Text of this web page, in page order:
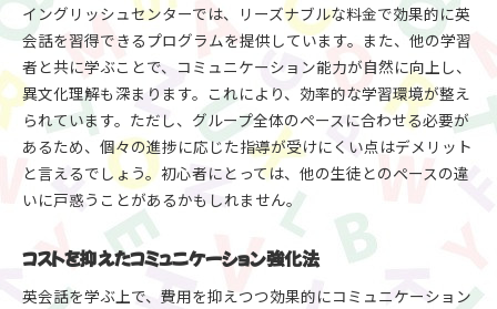
イングリッシュセンターでは、リーズナブルな料金で効果的に英
会話を習得できるプログラムを提供しています。また、他の学習
者と共に学ぶことで、コミュニケーション能力が自然に向上し、
異文化理解も深まります。これにより、効率的な学習環境が整え
られています。ただし、グループ全体のペースに合わせる必要が
あるため、個々の進捗に応じた指導が受けにくい点はデメリット
と言えるでしょう。初心者にとっては、他の生徒とのペースの違
いに戸惑うことがあるかもしれません。
コストを抑えたコミュニケーション強化法
英会話を学ぶ上で、費用を抑えつつ効果的にコミュニケーション